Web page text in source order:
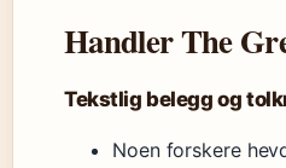
Handler The
Tekstlig belegg og
Noen forskere